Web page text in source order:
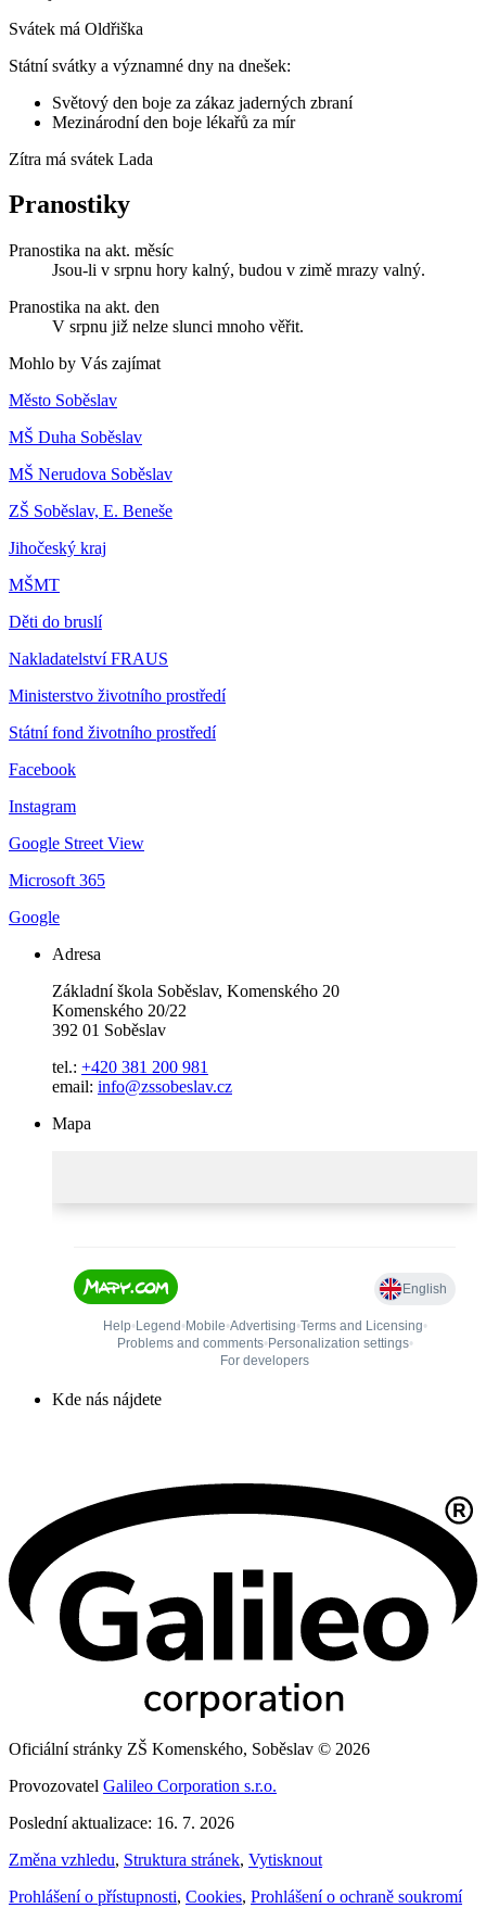
Svátek má Oldřiška
Státní svátky a významné dny na dnešek:
Světový den boje za zákaz jaderných zbraní
Mezinárodní den boje lékařů za mír
Zítra má svátek Lada
Pranostiky
Pranostika na akt. měsíc
Jsou-li v srpnu hory kalný, budou v zimě mrazy valný.
Pranostika na akt. den
V srpnu již nelze slunci mnoho věřit.
Mohlo by Vás zajímat
Město Soběslav
MŠ Duha Soběslav
MŠ Nerudova Soběslav
ZŠ Soběslav, E. Beneše
Jihočeský kraj
MŠMT
Děti do bruslí
Nakladatelství FRAUS
Ministerstvo životního prostředí
Státní fond životního prostředí
Facebook
Instagram
Google Street View
Microsoft 365
Google
Adresa
Základní škola Soběslav, Komenského 20
Komenského 20/22
392 01 Soběslav
tel.: +420 381 200 981
email: info@zssobeslav.cz
Mapa
Kde nás nájdete
Oficiální stránky ZŠ Komenského, Soběslav © 2026
Provozovatel Galileo Corporation s.r.o.
Poslední aktualizace: 16. 7. 2026
Změna vzhledu, Struktura stránek, Vytisknout
Prohlášení o přístupnosti, Cookies, Prohlášení o ochraně soukromí